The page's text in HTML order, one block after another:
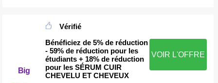
Big
Vérifié
Bénéficiez de 5% de réduction
- 59% de réduction pour les
étudiants + 18% de réduction
pour les SÉRUM CUIR
CHEVELU ET CHEVEUX
VOIR L'OFFRE